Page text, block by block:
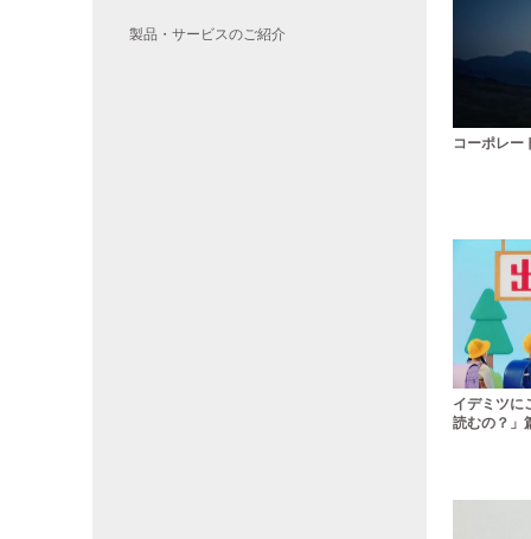
製品・サービスのご紹介
コーポレー
イデミツに
読むの？」